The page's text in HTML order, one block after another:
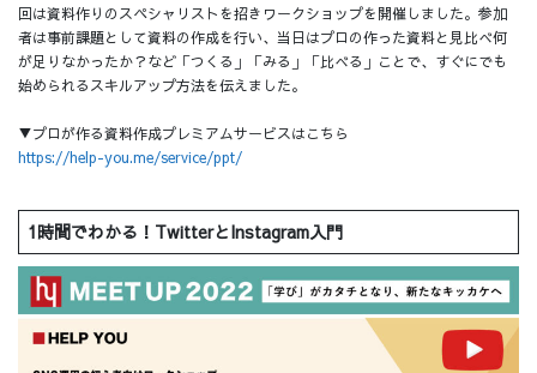
回は資料作りのスペシャリストを招きワークショップを開催しました。参加
者は事前課題として資料の作成を行い、当日はプロの作った資料と見比べ何
が足りなかったか？など「つくる」「みる」「比べる」ことで、すぐにでも
始められるスキルアップ方法を伝えました。
▼プロが作る資料作成プレミアムサービスはこちら
https://help-you.me/service/ppt/
1時間でわかる！TwitterとInstagram入門